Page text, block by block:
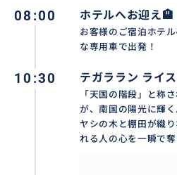
❖ 含まれないもの：各施設へ
ィ代（スイング/ブランコ/舞
用（お土産、食事代等）、駐
安：車1台につき500円〜1,000
❖ 送迎対象エリア：
バリ島の空港、ヌサドゥア、
タ、レギャン、スミニャック
ー、サヌール、ウブド。
08:00 ホテルへお迎え🏨
お客様のご宿泊ホテ
な専用車で出発！
10:30 テガララン ライ
「天国の階段」と称
が、南国の陽光に輝
ヤシの木と棚田が織
れる人の心を一瞬で